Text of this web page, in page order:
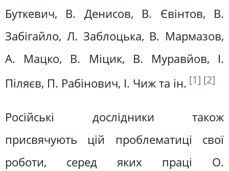
Буткевич, В. Денисов, В. Євінтов, В.
Забігайло, Л. Заблоцька, В. Мармазов,
А. Мацко, В. Міцик, В. Муравйов, І.
Піляєв, П. Рабінович, І. Чиж та ін. [1] [2]
Російські дослідники також
присвячують цій проблематиці свої
роботи, серед яких праці О.